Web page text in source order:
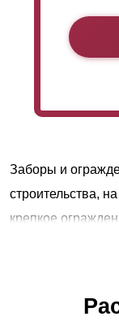
Заборы и
строительства,
крепкое
В любой